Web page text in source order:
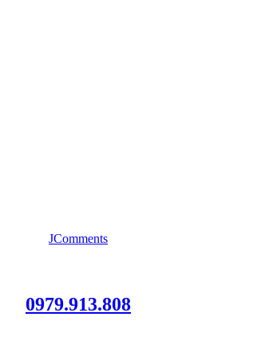
JComments
0979.913.808